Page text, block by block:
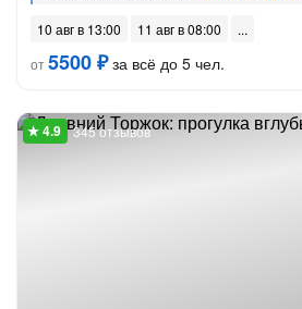
10 авг в 13:00
11 авг в 08:00
от5500 ₽за всё до 5 чел.
345 отзывов